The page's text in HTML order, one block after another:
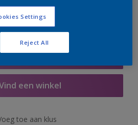
een winkel
toe aan klus
Settings
Reject All